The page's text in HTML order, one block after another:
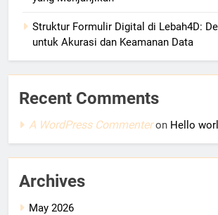
Struktur Formulir Digital di Lebah4D:
untuk Akurasi dan Keamanan Data
Recent Comments
A WordPress Commenteron Hello
Archives
May 2026